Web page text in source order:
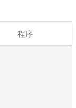
程序